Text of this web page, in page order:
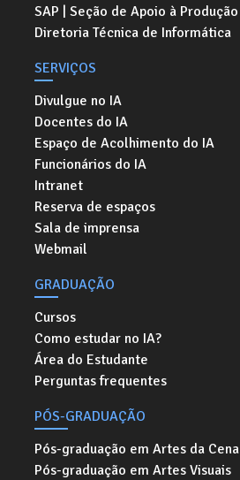
SAP | Seção de Apoio à Produção
Diretoria Técnica de Informática
SERVIÇOS
Divulgue no IA
Docentes do IA
Espaço de Acolhimento do IA
Funcionários do IA
Intranet
Reserva de espaços
Sala de imprensa
Webmail
GRADUAÇÃO
Cursos
Como estudar no IA?
Área do Estudante
Perguntas frequentes
PÓS-GRADUAÇÃO
Pós-graduação em Artes da Cena
Pós-graduação em Artes Visuais